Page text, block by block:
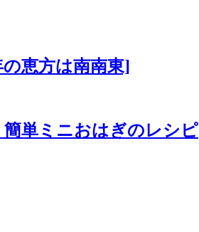
恵方は南南東]
簡単ミニおはぎのレシピ